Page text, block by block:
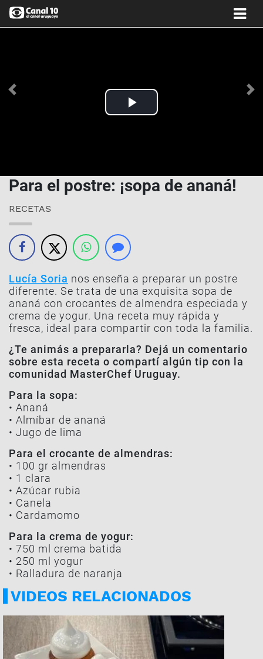
Play
Anterior
Para el postre: ¡sopa de ananá!
RECETAS
Lucía Soria nos enseña a preparar un postre
diferente. Se trata de una exquisita sopa de
ananá con crocantes de almendra especiada y
crema de yogur. Una receta muy rápida y
fresca, ideal para compartir con toda la familia.
¿Te animás a prepararla? Dejá un comentario
sobre esta receta o compartí algún tip con la
comunidad MasterChef Uruguay.
Para la sopa:
• Ananá
• Almíbar de ananá
• Jugo de lima
Para el crocante de almendras:
• 100 gr almendras
• 1 clara
• Azúcar rubia
• Canela
• Cardamomo
Para la crema de yogur:
• 750 ml crema batida
• 250 ml yogur
• Ralladura de naranja
VIDEOS RELACIONADOS